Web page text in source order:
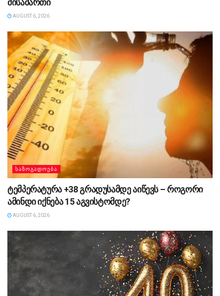
მისამართი
AUGUST 6, 2026
ᲡᲐᲖᲝᲒᲐᲓᲝᲔᲑᲐ
ტემპერატურა +38 გრადუსამდე აიწევს – როგორი
ამინდი იქნება 15 აგვისტომდე?
AUGUST 6, 2026